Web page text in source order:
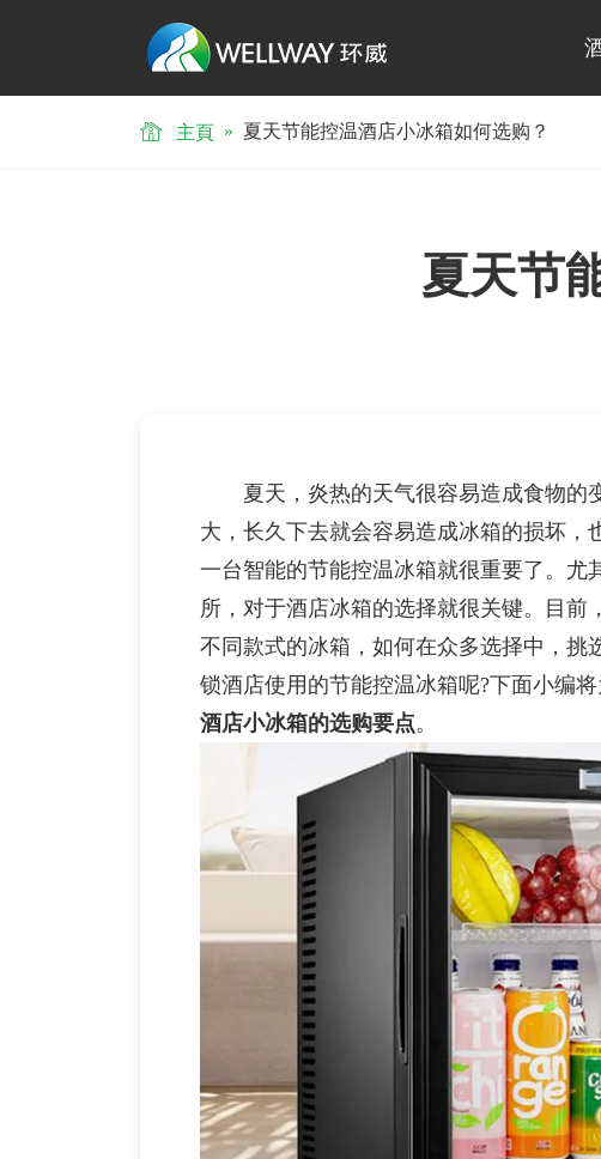
主頁 » 夏天节能控温酒店小冰箱如何选购？
夏天节
夏天，炎热的天气很容易造成食物的
大，长久下去就会容易造成冰箱的损坏，
一台智能的节能控温冰箱就很重要了。尤
所，对于酒店冰箱的选择就很关键。目前
不同款式的冰箱，如何在众多选择中，挑
锁酒店使用的节能控温冰箱呢?下面小编
酒店小冰箱的选购要点。